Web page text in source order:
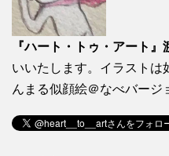
『ハート・トゥ・アート』
いいたします。イラストは
んまる似顔絵＠なべバージ